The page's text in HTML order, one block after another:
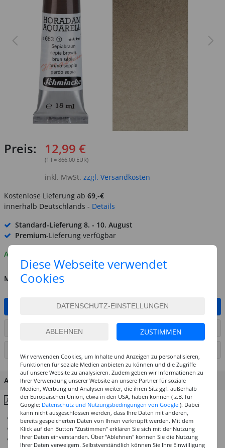
Preis: 12,99 €
(1 l = 866.00 EUR)
inkl. MwSt. zzgl. Versandkosten
Kostenlose Lieferung ab 69,-€
innerhalb Deutschlands - Details
Standard-Lieferung 8. - 10. August
Premium-Lieferung verfügbar
Auf Lager
MENGE
IN DEN WARENKORB
ARTIKEL AUF WUNSCHLISTE SETZEN
ARTIKEL MERKMALE & DETAILS
Inhaltsstoffe & Hinweise
Zahlreiche brillante, farbstarke Farbtöne zur Auswahl
Viele Töne mit höchtmöglicher Lichtechtheit
Gleiche Rezeptur für Näpfchen- und Tubenfarbe
Diese Webseite verwendet
Cookies
ZUSTIMMEN
Wir verwenden Cookies, um Inhalte und Anzeigen zu personalisieren,
Funktionen für soziale Medien anbieten zu können und die Zugriffe
auf unsere Website zu analysieren. Zudem geben wir Informationen zu
Ihrer Verwendung unserer Website an unsere Partner für soziale
Medien, Werbung und Analysen weiter, die ihren Sitz ggf. außerhalb
der Europäischen Union, etwa in den USA, haben können ( z.B. für
Google: Datenschutz und Nutzungsbedingungen von Google ). Dabei
kann nicht ausgeschlossen werden, dass Ihre Daten mit anderen,
bereits gespeicherten Daten von Ihnen verknüpft werden. Mit dem
Klick auf den Button "Zustimmen" erklären Sie sich mit der Nutzung
Ihrer Daten einverstanden. Über "Ablehnen" können Sie die Nutzung
Ihrer Daten verweigern. Selbstverständlich können Sie Ihre Einwilligung